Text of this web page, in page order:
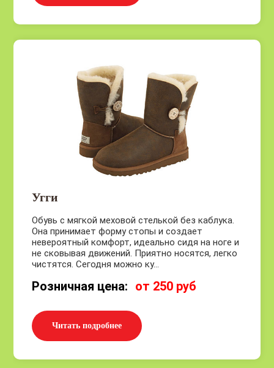
Угги
Обувь с мягкой меховой стелькой без каблука.
Она принимает форму стопы и создает
невероятный комфорт, идеально сидя на ноге и
не сковывая движений. Приятно носятся, легко
чистятся. Сегодня можно ку...
Розничная цена: от 250 руб
Читать подробнее